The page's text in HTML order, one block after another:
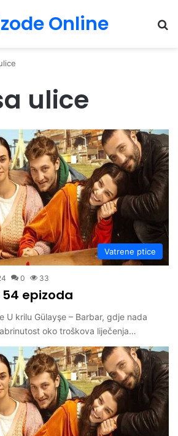
Online
ulice
Vatrene ptice
0 33
epizoda
U krilu Gülayşe – Barbar, gdje nada
oko troškova liječenja…